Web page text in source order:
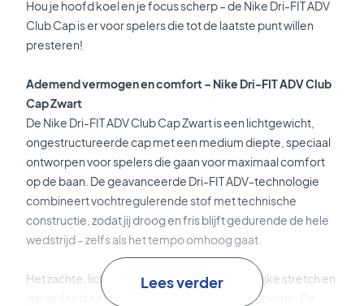
Hou je hoofd koel en je focus scherp – de Nike Dri-FIT ADV
Club Cap is er voor spelers die tot de laatste punt willen
presteren!
Ademend vermogen en comfort – Nike Dri-FIT ADV Club
Cap Zwart
De Nike Dri-FIT ADV Club Cap Zwart is een lichtgewicht,
ongestructureerde cap met een medium diepte, speciaal
ontworpen voor spelers die gaan voor maximaal comfort
op de baan. De geavanceerde Dri-FIT ADV-technologie
combineert vochtregulerende stof met technische
constructie, zodat jij droog en fris blijft gedurende de hele
wedstrijd – zelfs als het tempo omhoog gaat.
Het zachte, lichte materiaal heeft een natuurlijke stretch en
garandeert een comfortabele, adaptieve pasvorm. De
Lees verder